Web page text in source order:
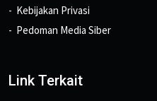
Kebijakan Privasi
Pedoman Media Siber
Link Terkait